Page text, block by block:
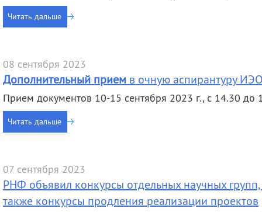
Читать дальше
08 сентября 2023
Дополнительный прием в очную аспирантуру
Прием документов 10-15 сентября 2023 г., с 14.30 до
Читать дальше
07 сентября 2023
РНФ объявил конкурсы отдельных научных
также конкурсы продления реализации проектов